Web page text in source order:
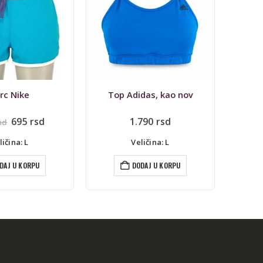
kao nov
rsd
L
U KORPU
Helanke TCM, 3/4, Tchibo
390rsd
Veličina: S
DODAJ U KORPU